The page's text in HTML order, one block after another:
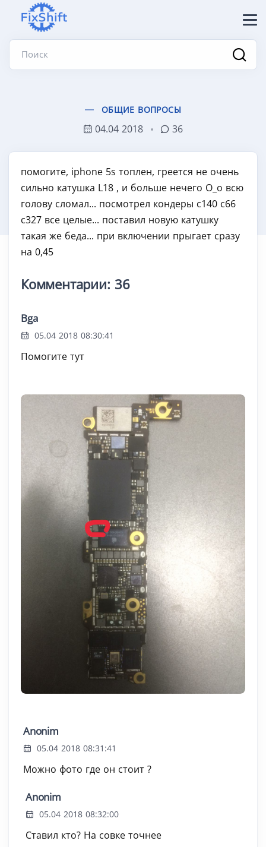
Поиск
ОБЩИЕ ВОПРОСЫ
04.04 2018 36
помогите, iphone 5s топлен, греется не очень
сильно катушка L18 , и больше нечего О_о всю
голову сломал... посмотрел кондеры с140 с66
с327 все целые... поставил новую катушку
такая же беда... при включении прыгает сразу
на 0,45
Комментарии: 36
Bga
05.04 2018 08:30:41
Помогите тут
Anonim
05.04 2018 08:31:41
Можно фото где он стоит ?
Anonim
05.04 2018 08:32:00
Ставил кто? На совке точнее